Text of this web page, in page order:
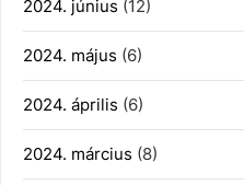
2024. június (12)
2024. május (6)
2024. április (6)
2024. március (8)